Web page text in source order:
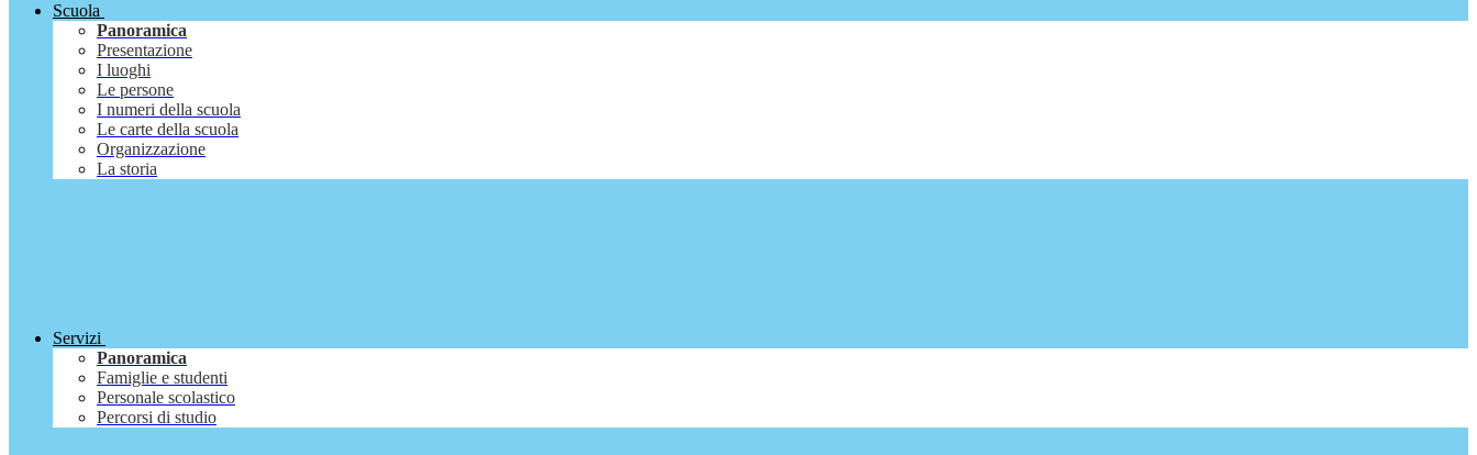
Scuola
Panoramica
Presentazione
I luoghi
Le persone
I numeri della scuola
Le carte della scuola
Organizzazione
La storia
Servizi
Panoramica
Famiglie e studenti
Personale scolastico
Percorsi di studio